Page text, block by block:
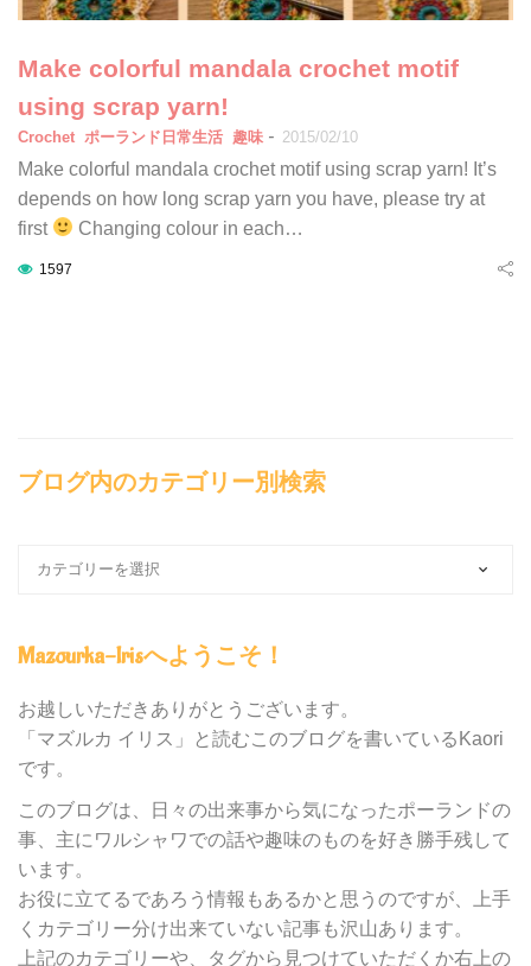
Make colorful mandala crochet motif
using scrap yarn!
Crochet ポーランド日常生活 趣味 - 2015/02/10
Make colorful mandala crochet motif using scrap yarn! It’s
depends on how long scrap yarn you have, please try at
first
Changing colour in each…
1597
ブログ内のカテゴリー別検索
の
テ
ゴ
ー
別
検
索
Mazourka-Irisへようこそ！
お越しいただきありがとうございます。
「マズルカ イリス」と読むこのブログを書いているKaori
です。
このブログは、日々の出来事から気になったポーランドの
事、主にワルシャワでの話や趣味のものを好き勝手残して
います。
お役に立てるであろう情報もあるかと思うのですが、上手
くカテゴリー分け出来ていない記事も沢山あります。
上記のカテゴリーや、タグから見つけていただくか右上の